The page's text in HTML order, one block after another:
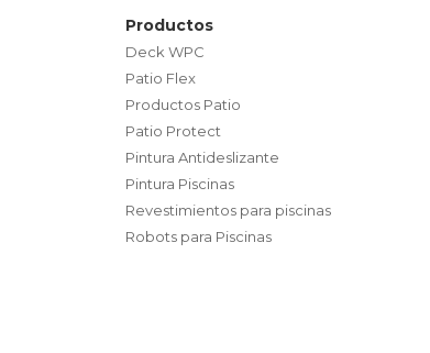
Productos
Deck WPC
Patio Flex
Productos Patio
Patio Protect
Pintura Antideslizante
Pintura Piscinas
Revestimientos para piscinas
Robots para Piscinas